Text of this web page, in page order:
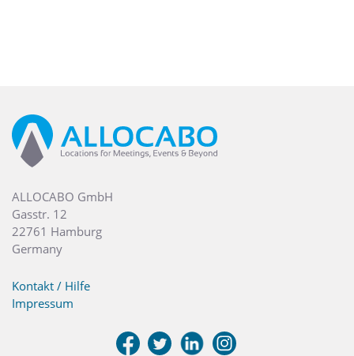
ALLOCABO GmbH
Gasstr. 12
22761 Hamburg
Germany
Kontakt / Hilfe
Impressum